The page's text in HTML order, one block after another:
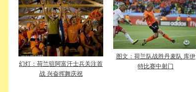
幻灯：荷兰驻阿富汗士兵关注首
战 兴奋挥舞庆祝
图文：荷兰队战胜丹麦队 库伊
特比赛中射门